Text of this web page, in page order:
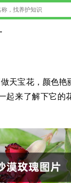
天宝花，颜色艳
起来了解下它的